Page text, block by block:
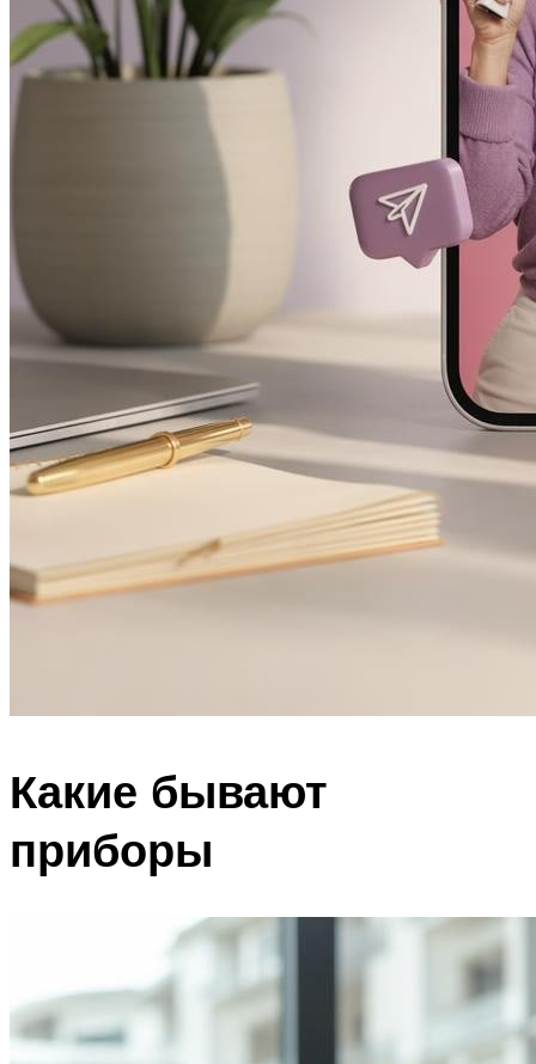
Какие бывают
приборы